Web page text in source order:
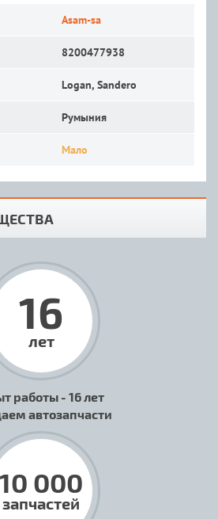
Asam-sa
8200477938
Logan, Sandero
Румыния
Мало
16
лет
работы - 16 лет
автозапчасти
10 000
запчастей